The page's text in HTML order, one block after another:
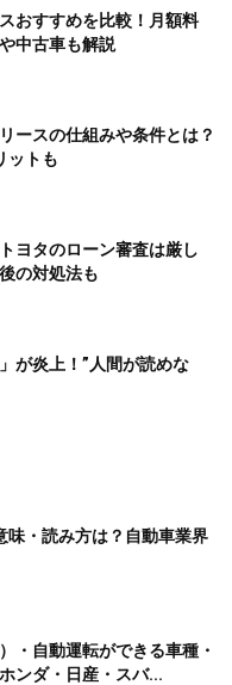
おすすめを比較！月額料
中古車も解説
ースの仕組みや条件とは？
ットも
ヨタのローン審査は厳し
の対処法も
が炎上！”人間が読めな
味・読み方は？自動車業界
・自動運転ができる車種・
ンダ・日産・スバ...